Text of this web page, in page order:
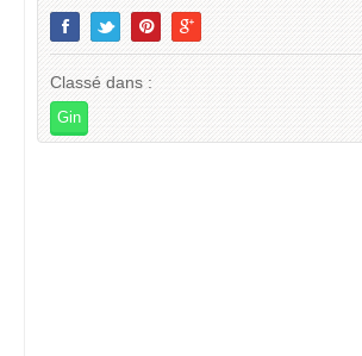
Classé dans :
Gin